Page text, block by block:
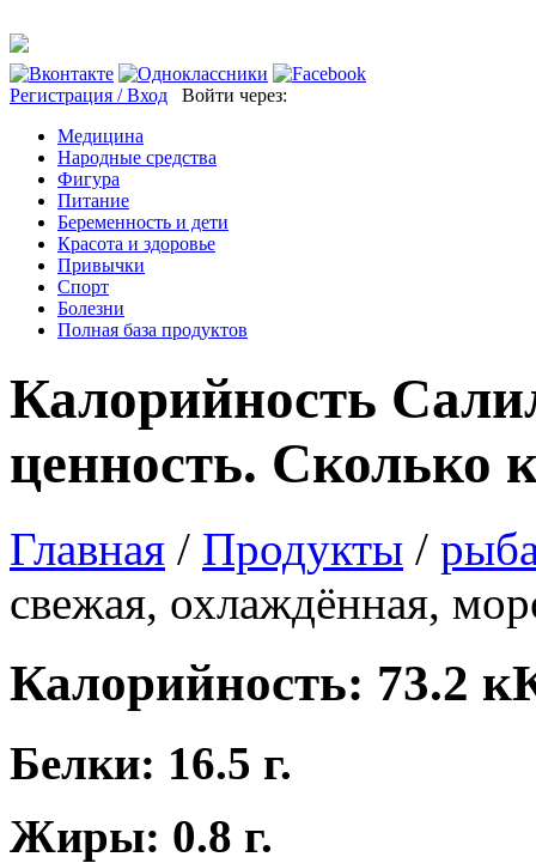
Регистрация / Вход Войти через:
Медицина
Народные средства
Фигура
Питание
Беременность и дети
Красота и здоровье
Привычки
Спорт
Болезни
Полная база продуктов
Калорийность
ценность. Сколько
Главная / Продукты /
свежая, охлаждённая,
Калорийность: 73.2
Белки: 16.5 г.
Жиры: 0.8 г.